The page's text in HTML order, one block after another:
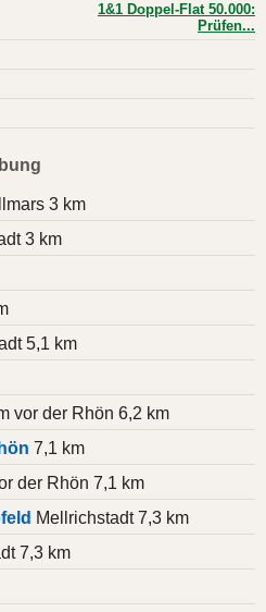
1&1 Doppel-Flat 50.000:
Prüfen...
3 km
3 km
5,1 km
vor der Rhön 6,2 km
7,1 km
der Rhön 7,1 km
Mellrichstadt 7,3 km
7,3 km